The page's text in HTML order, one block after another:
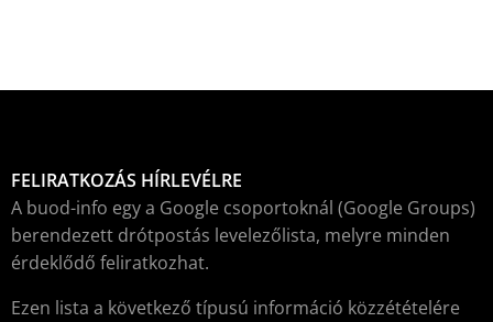
FELIRATKOZÁS HÍRLEVÉLRE
A buod-info egy a Google csoportoknál (Google Groups)
berendezett drótpostás levelezőlista, melyre minden
érdeklődő feliratkozhat.
Ezen lista a következő típusú információ közzétételére